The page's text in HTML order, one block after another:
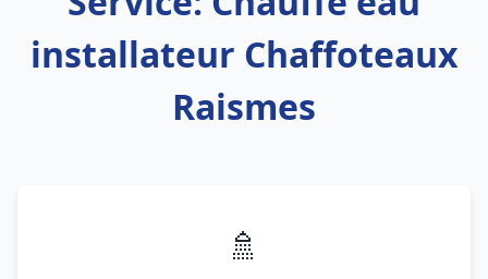
installateur Chaffoteaux
Raismes
🚿